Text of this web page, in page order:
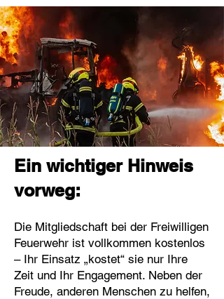
Ein wichtiger Hinweis
vorweg:
Die Mitgliedschaft bei der Freiwilligen
Feuerwehr ist vollkommen kostenlos
– Ihr Einsatz „kostet“ sie nur Ihre
Zeit und Ihr Engagement. Neben der
Freude, anderen Menschen zu helfen,